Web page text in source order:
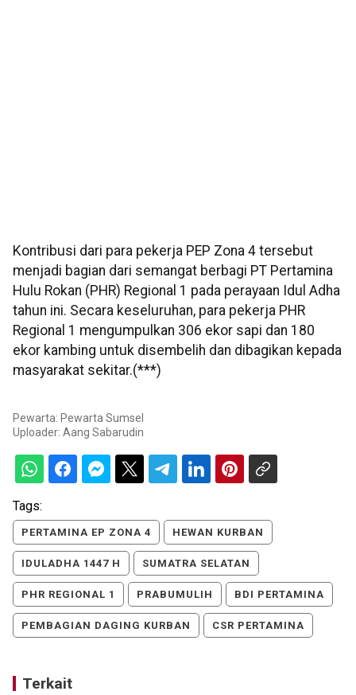
Kontribusi dari para pekerja PEP Zona 4 tersebut
menjadi bagian dari semangat berbagi PT Pertamina
Hulu Rokan (PHR) Regional 1 pada perayaan Idul Adha
tahun ini. Secara keseluruhan, para pekerja PHR
Regional 1 mengumpulkan 306 ekor sapi dan 180
ekor kambing untuk disembelih dan dibagikan kepada
masyarakat sekitar.(***)
Pewarta: Pewarta Sumsel
Uploader: Aang Sabarudin
Tags:
PERTAMINA EP ZONA 4 HEWAN KURBAN
IDULADHA 1447 H SUMATRA SELATAN
PHR REGIONAL 1 PRABUMULIH BDI PERTAMINA
PEMBAGIAN DAGING KURBAN CSR PERTAMINA
Terkait